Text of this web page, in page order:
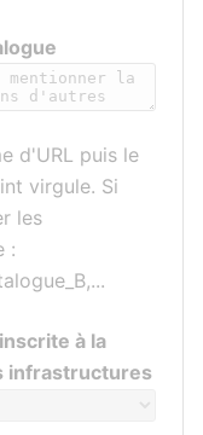
d'URL puis le
virgule. Si
les
:
à la
infrastructures